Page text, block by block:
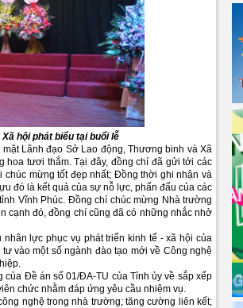
hội phát biểu tại buổi lễ
Lãnh đạo Sở Lao động, Thương binh và Xã
hoa tươi thắm. Tại đây, đồng chí đã gửi tới các
mừng tốt đẹp nhất; Đồng thời ghi nhận và
đó là kết quả của sự nỗ lực, phấn đấu của các
Vĩnh Phúc. Đồng chí chúc mừng Nhà trường
cạnh đó, đồng chí cũng đã có những nhắc nhở
lực phục vụ phát triển kinh tế - xã hội của
vào một số ngành đào tạo mới về Công nghệ
Đề án số 01/ĐA-TU của Tỉnh ủy về sắp xếp
chức nhằm đáp ứng yêu cầu nhiệm vụ.
nghệ trong nhà trường; tăng cường liên kết;